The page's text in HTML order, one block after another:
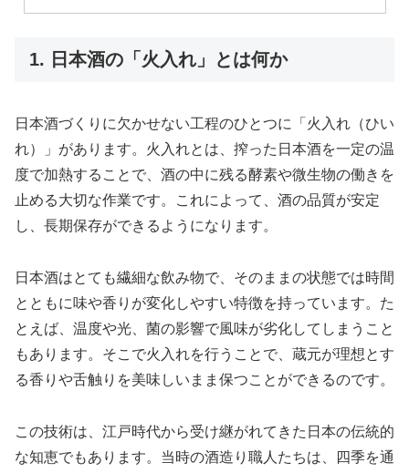
1. 日本酒の「火入れ」とは何か
日本酒づくりに欠かせない工程のひとつに「火入れ（ひい
れ）」があります。火入れとは、搾った日本酒を一定の温
度で加熱することで、酒の中に残る酵素や微生物の働きを
止める大切な作業です。これによって、酒の品質が安定
し、長期保存ができるようになります。
日本酒はとても繊細な飲み物で、そのままの状態では時間
とともに味や香りが変化しやすい特徴を持っています。た
とえば、温度や光、菌の影響で風味が劣化してしまうこと
もあります。そこで火入れを行うことで、蔵元が理想とす
る香りや舌触りを美味しいまま保つことができるのです。
この技術は、江戸時代から受け継がれてきた日本の伝統的
な知恵でもあります。当時の酒造り職人たちは、四季を通